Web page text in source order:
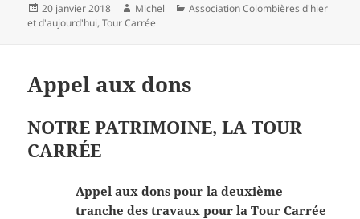
Publié
le
20 janvier 2018 Auteur
Michel Catégories
Association Colombières d'hier
et d'aujourd'hui,Tour Carrée
Appel aux dons
NOTRE PATRIMOINE, LA TOUR
CARRÉE
Appel aux dons pour la deuxième
tranche des travaux pour la Tour Carrée